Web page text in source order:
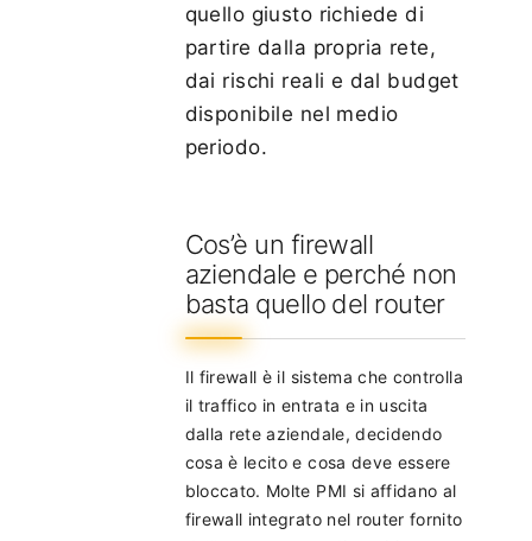
quello giusto richiede di
partire dalla propria rete,
dai rischi reali e dal budget
disponibile nel medio
periodo.
Cos’è un firewall
aziendale e perché non
basta quello del router
Il firewall è il sistema che controlla
il traffico in entrata e in uscita
dalla rete aziendale, decidendo
cosa è lecito e cosa deve essere
bloccato. Molte PMI si affidano al
firewall integrato nel router fornito